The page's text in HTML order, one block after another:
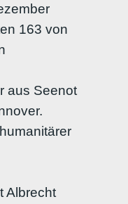
163 von
aus Seenot
Albrecht